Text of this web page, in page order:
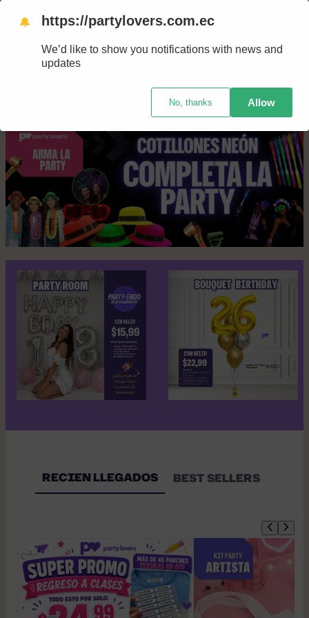
Saltar
contenido
Nuestras tiendas
RECIEN LLEGADOS BEST SELLERS
🔔 https://partylovers.com.ec
We’d like to show you notifications with news and
updates
No, thanks Allow